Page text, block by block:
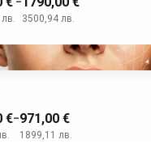
3500,94 лв.
€-971,00 €
1899,11 лв.